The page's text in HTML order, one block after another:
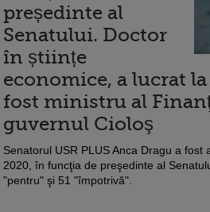
președinte al
Senatului. Doctor
în științe
economice, a lucrat
fost ministru al
guvernul Cioloş
Senatorul USR PLUS Anca Dragu a fost
2020, în funcţia de preşedinte al
"pentru" şi 51 "împotrivă".